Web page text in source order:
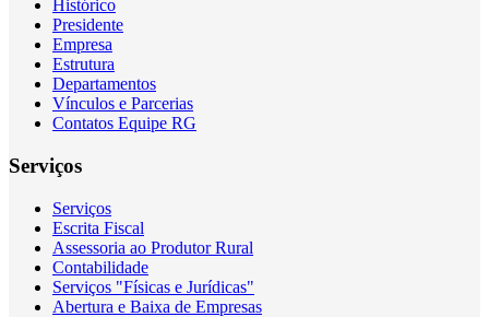
Histórico
Presidente
Empresa
Estrutura
Departamentos
Vínculos e Parcerias
Contatos Equipe RG
Serviços
Serviços
Escrita Fiscal
Assessoria ao Produtor Rural
Contabilidade
Serviços "Físicas e Jurídicas"
Abertura e Baixa de Empresas